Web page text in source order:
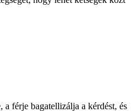
férje bagatellizálja a kérdést, és